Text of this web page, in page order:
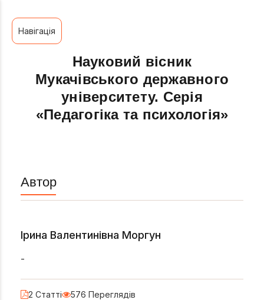
Навігація
Науковий вісник
Мукачівського державного
університету. Серія
«Педагогіка та психологія»
Автор
Ірина Валентинівна Моргун
-
2 Статті 576 Переглядів